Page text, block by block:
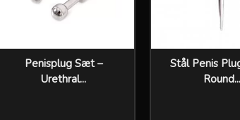
Penisplug Sæt –
Urethral...
Stål Penis
Round...